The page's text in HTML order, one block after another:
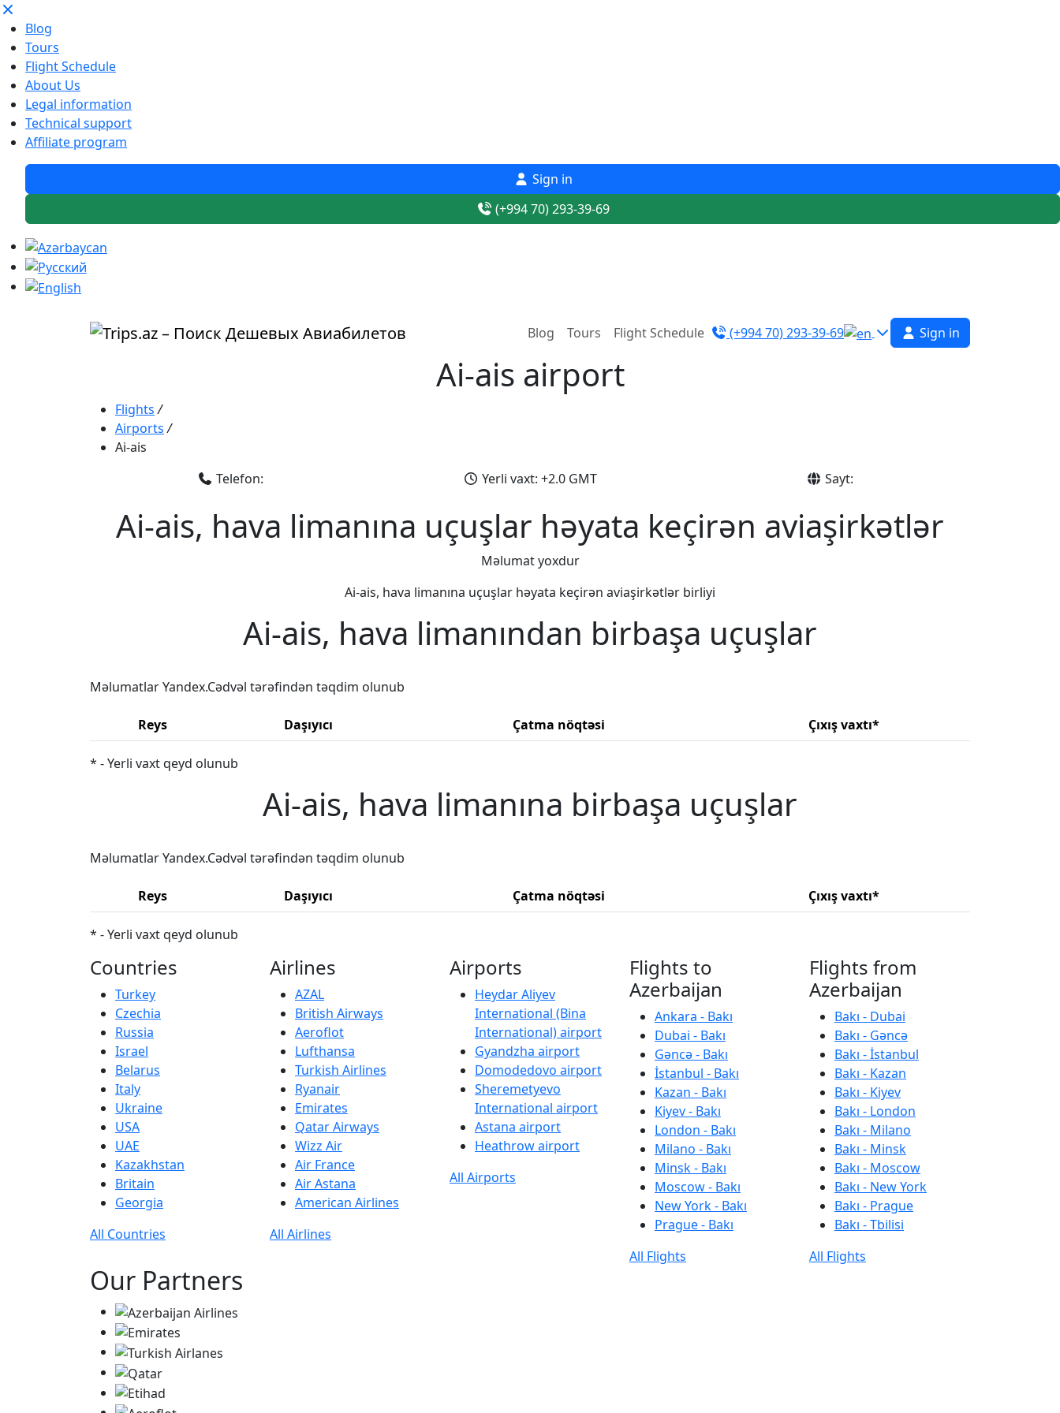
Blog
Tours
Flight Schedule
About Us
Legal information
Technical support
Affiliate program
Sign in
(+994 70) 293-39-69
Blog Tours Flight Schedule (+994 70) 293-39-69 Sign in
Ai-ais airport
Flights /
Airports /
Ai-ais
Telefon:
Yerli vaxt: +2.0 GMT Sayt:
Ai-ais, hava limanına uçuşlar həyata keçirən aviaşirkətlər
Məlumat yoxdur
Ai-ais, hava limanına uçuşlar həyata keçirən aviaşirkətlər birliyi
Ai-ais, hava limanından birbaşa uçuşlar
Məlumatlar Yandex.Cədvəl tərəfindən təqdim olunub
Reys Daşıyıcı Çatma nöqtəsi Çıxış vaxtı*
* - Yerli vaxt qeyd olunub
Ai-ais, hava limanına birbaşa uçuşlar
Məlumatlar Yandex.Cədvəl tərəfindən təqdim olunub
Reys Daşıyıcı Çatma nöqtəsi Çıxış vaxtı*
* - Yerli vaxt qeyd olunub
Countries
Turkey
Czechia
Russia
Israel
Belarus
Italy
Ukraine
USA
UAE
Kazakhstan
Britain
Georgia
All Countries
Airlines
AZAL
British Airways
Aeroflot
Lufthansa
Turkish Airlines
Ryanair
Emirates
Qatar Airways
Wizz Air
Air France
Air Astana
American Airlines
All Airlines
Airports
Heydar Aliyev
International (Bina
International) airport
Gyandzha airport
Domodedovo airport
Sheremetyevo
International airport
Astana airport
Heathrow airport
All Airports
Flights to
Azerbaijan
Ankara - Bakı
Dubai - Bakı
Gəncə - Bakı
İstanbul - Bakı
Kazan - Bakı
Kiyev - Bakı
London - Bakı
Milano - Bakı
Minsk - Bakı
Moscow - Bakı
New York - Bakı
Prague - Bakı
All Flights
Flights from
Azerbaijan
Bakı - Dubai
Bakı - Gəncə
Bakı - İstanbul
Bakı - Kazan
Bakı - Kiyev
Bakı - London
Bakı - Milano
Bakı - Minsk
Bakı - Moscow
Bakı - New York
Bakı - Prague
Bakı - Tbilisi
All Flights
Our Partners